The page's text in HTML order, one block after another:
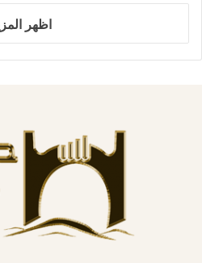
اظهر